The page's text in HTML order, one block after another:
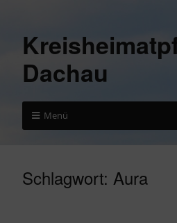
Dachau
Menü
Schlagwort: Aura